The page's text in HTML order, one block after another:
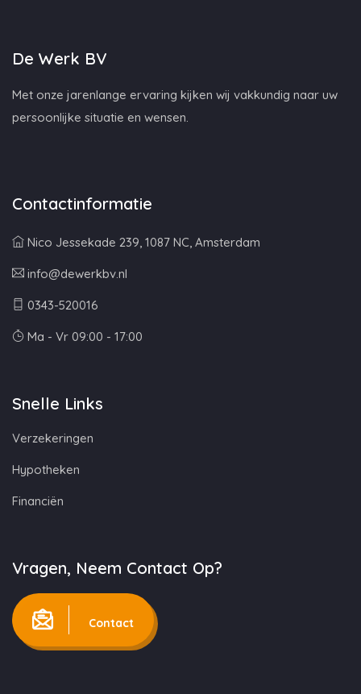
De Werk BV
Met onze jarenlange ervaring kijken wij vakkundig naar uw
persoonlijke situatie en wensen.
Contactinformatie
Nico Jessekade 239, 1087 NC, Amsterdam
info@dewerkbv.nl
0343-520016
Ma - Vr 09:00 - 17:00
Snelle Links
Verzekeringen
Hypotheken
Financiën
Vragen, Neem Contact Op?
Contact